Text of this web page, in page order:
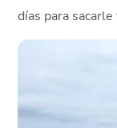
días para